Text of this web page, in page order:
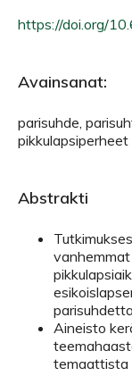
https://doi.org/
Avainsanat:
parisuhde,
pikkulapsiperheet
Abstrakti
parisuhdetta.
Aineisto
temaattista